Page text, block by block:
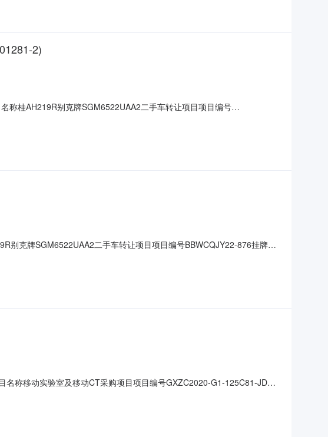
2)
称桂AH219R别克牌SGM6522UAA2二手车转让项目项目编号
发动机号码1
别克牌SGM6522UAA2二手车转让项目项目编号BBWCQJY22-876挂牌起
号码1730
称移动实验室及移动CT采购项目项目编号GXZC2020-G1-125C81-JDZB
单价详见附件评标专家名单余洪立、刘铁军、梁德敏、曾盈、刘曾雯、